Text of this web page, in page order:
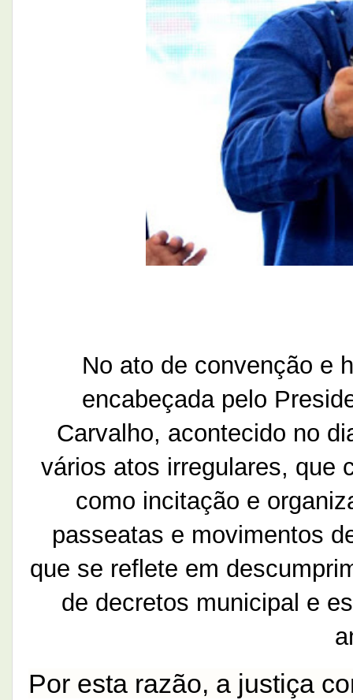
No ato de convenção e
encabeçada pelo
Carvalho, acontecido no
vários atos irregulares, que
como incitação e
passeatas e movimentos
que se reflete em
de decretos municipal e
Por esta razão, a justiça